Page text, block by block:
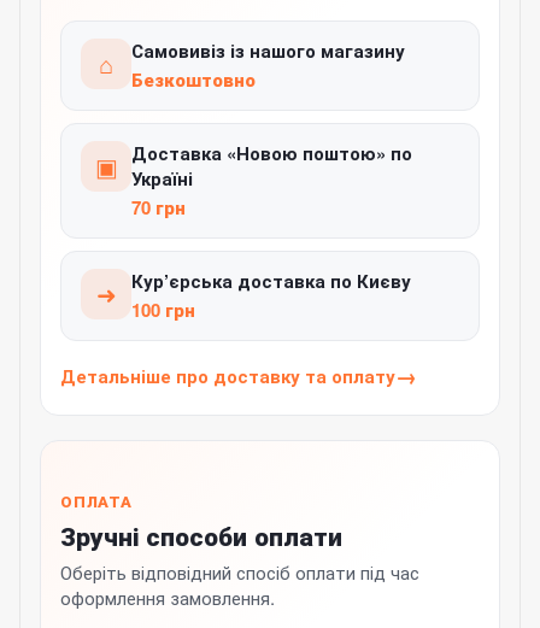
⌂
Самовивіз із нашого магазину
Безкоштовно
▣
Доставка «Новою поштою» по
Україні
70 грн
➜
Кур’єрська доставка по Києву
100 грн
Детальніше про доставку та оплату
ОПЛАТА
Зручні способи оплати
Оберіть відповідний спосіб оплати під час
оформлення замовлення.